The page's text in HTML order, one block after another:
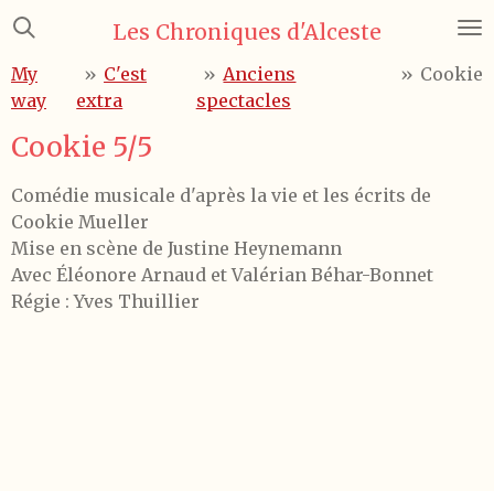
Passer
contenu
principal
Les Chroniques d'Alceste
My
way
» C'est
extra
» Anciens
spectacles
» Cookie
Cookie 5/5
Comédie musicale d'après la vie et les écrits de
Cookie Mueller
Mise en scène de Justine Heynemann
Avec Éléonore Arnaud et Valérian Béhar-Bonnet
Régie : Yves Thuillier